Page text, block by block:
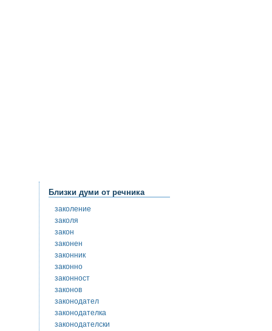
Близки думи от речника
заколение
заколя
закон
законен
законник
законно
законност
законов
законодател
законодателка
законодателски